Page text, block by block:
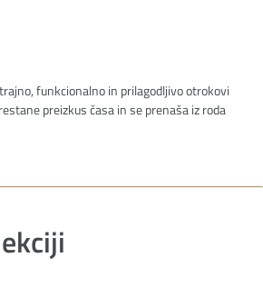
funkcionalno in prilagodljivo otrokovi
preizkus časa in se prenaša iz roda